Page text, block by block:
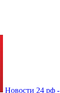
Новости 24 рф -